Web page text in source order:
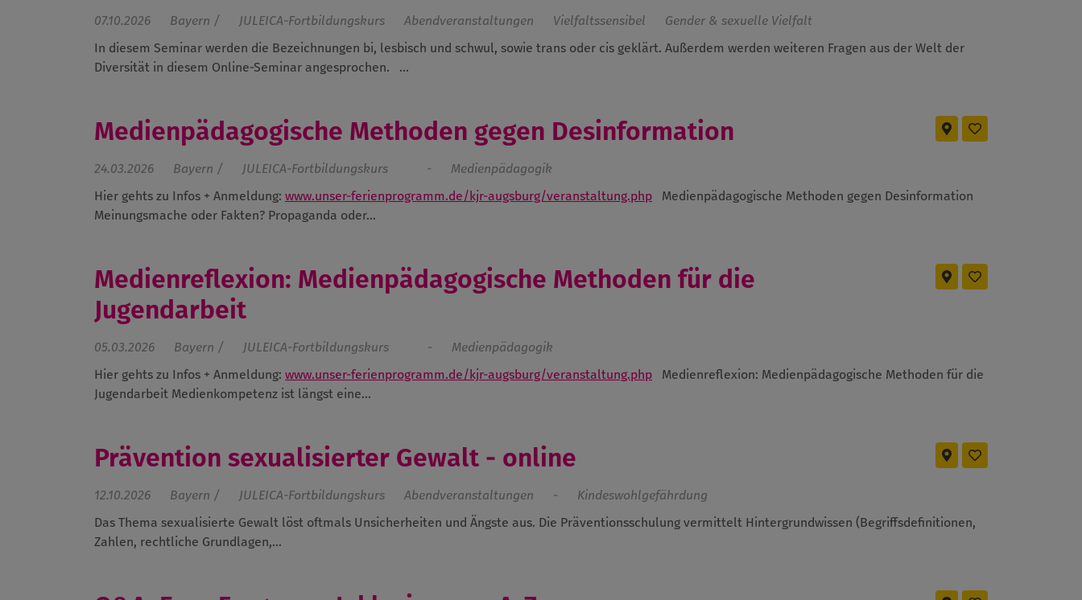
07.10.2026 Bayern / JULEICA-Fortbildungskurs Abendveranstaltungen Vielfaltssensibel
Gender & sexuelle Vielfalt
In diesem Seminar werden die Bezeichnungen bi, lesbisch und schwul, sowie trans oder cis geklärt. Außerdem werden weiteren Fragen aus der Welt der
Diversität in diesem Online-Seminar angesprochen.
...
Medienpädagogische Methoden gegen Desinformation
24.03.2026 Bayern / JULEICA-Fortbildungskurs -
Medienpädagogik
Hier gehts zu Infos + Anmeldung: www.unser-ferienprogramm.de/kjr-augsburg/veranstaltung.php
Medienpädagogische Methoden gegen Desinformation
Meinungsmache oder Fakten? Propaganda oder...
Medienreflexion: Medienpädagogische Methoden für die
Jugendarbeit
05.03.2026 Bayern / JULEICA-Fortbildungskurs -
Medienpädagogik
Hier gehts zu Infos + Anmeldung: www.unser-ferienprogramm.de/kjr-augsburg/veranstaltung.php
Medienreflexion: Medienpädagogische Methoden für die
Jugendarbeit Medienkompetenz ist längst eine...
Prävention sexualisierter Gewalt - online
12.10.2026 Bayern / JULEICA-Fortbildungskurs Abendveranstaltungen -
Kindeswohlgefährdung
Das Thema sexualisierte Gewalt löst oftmals Unsicherheiten und Ängste aus. Die Präventionsschulung vermittelt Hintergrundwissen (Begriffsdefinitionen,
Zahlen, rechtliche Grundlagen,...